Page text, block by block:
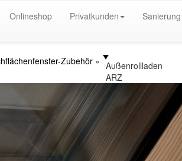
Onlineshop Privatkunden Sanierung
Zubehör
Außenrollladen
ARZ